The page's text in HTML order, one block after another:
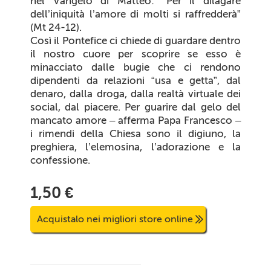
dell’iniquità l’amore di molti si raffredderà”
(Mt 24-12).
Così il Pontefice ci chiede di guardare dentro
il nostro cuore per scoprire se esso è
minacciato dalle bugie che ci rendono
dipendenti da relazioni “usa e getta”, dal
denaro, dalla droga, dalla realtà virtuale dei
social, dal piacere. Per guarire dal gelo del
mancato amore – afferma Papa Francesco –
i rimendi della Chiesa sono il digiuno, la
preghiera, l’elemosina, l’adorazione e la
confessione.
1,50 €
Acquistalo nei migliori store online